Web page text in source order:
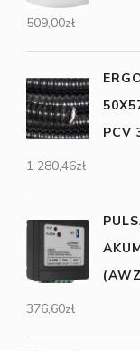
509,00zł
PCV
1 280,46zł
376,60zł